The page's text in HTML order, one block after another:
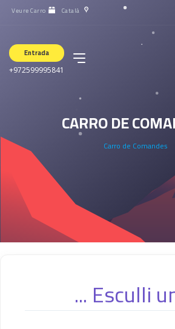
Català
Veure Carro
Entrada
+972599995841
CARRO DE
Carro de Comandes
Esculli